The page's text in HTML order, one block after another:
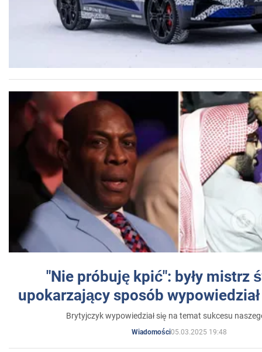
"Nie próbuję kpić": były mistrz
upokarzający sposób
Brytyjczyk wypowiedział się na temat sukcesu
Wiadomości05.03.2025 19:48